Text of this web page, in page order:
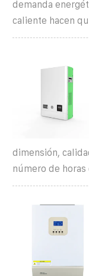
demanda
caliente hacen
dimensión,
número de